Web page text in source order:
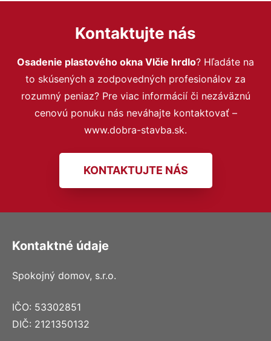
Kontaktujte nás
Osadenie plastového okna Vlčie hrdlo? Hľadáte na
to skúsených a zodpovedných profesionálov za
rozumný peniaz? Pre viac informácií či nezáväznú
cenovú ponuku nás neváhajte kontaktovať –
www.dobra-stavba.sk.
KONTAKTUJTE NÁS
Kontaktné údaje
Spokojný domov, s.r.o.
IČO: 53302851
DIČ: 2121350132